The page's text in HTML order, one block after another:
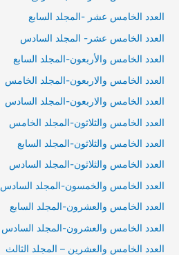
العدد الخامس عشر -المجلد السابع
العدد الخامس عشر- المجلد السادس
العدد الخامس والأربعون-المجلد السابع
العدد الخامس والاربعون-المجلد الخامس
العدد الخامس والاربعون-المجلد السادس
العدد الخامس والثلاثون-المجلد الخامس
العدد الخامس والثلاثون-المجلد السابع
العدد الخامس والثلاثون-المجلد السادس
العدد الخامس والخمسون-المجلد السادس
العدد الخامس والعشرون-المجلد السابع
العدد الخامس والعشرون-المجلد السادس
العدد الخامس والعشرين – المجلد الثالث